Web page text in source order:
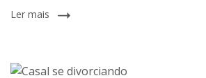
Ler mais